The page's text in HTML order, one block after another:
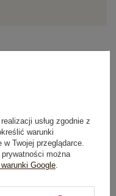
usług zgodnie z
warunki
Twojej przeglądarce.
można
Google